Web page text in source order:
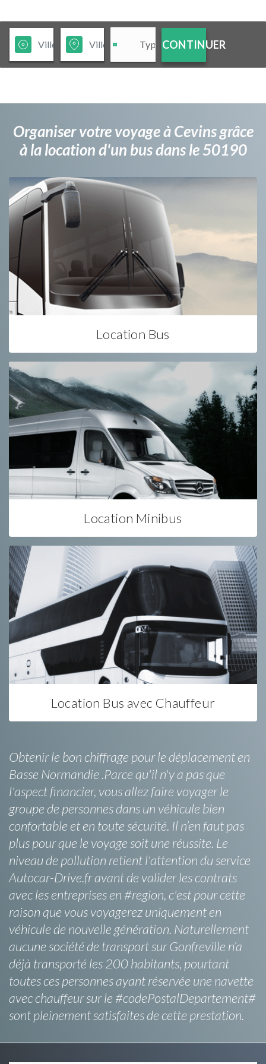
CONTINUER
Organiser votre voyage à Cevins grâce
à la location d'un bus dans le 50190
Location Bus
Location Minibus
Location Bus avec Chauffeur
Obtenir le bon chiffrage pour le déplacement en
Basse Normandie .Parce qu'il n'y a pas que
l'aspect financier, vous allez faire voyager le
groupe de personnes dans un véhicule bien
confortable et en toute sécurité. Il n’en faut pas
plus pour que le voyage soit une réussite. Le
niveau de pollution retient l'attention du service
Autocar-Drive.fr avant de valider les contrats
avec les entreprises en #region, c'est pour cette
raison que vous voyagerez uniquement en
véhicule de nouvelle génération. Naturellement
aucune société de transport sur Gonfreville n’a
déjà transporté les 200 habitants, pourtant
toutes ces personnes ayant réservée une navette
avec chauffeur sur le #codePostalDepartement#
sont pleinement satisfaites de cette prestation.